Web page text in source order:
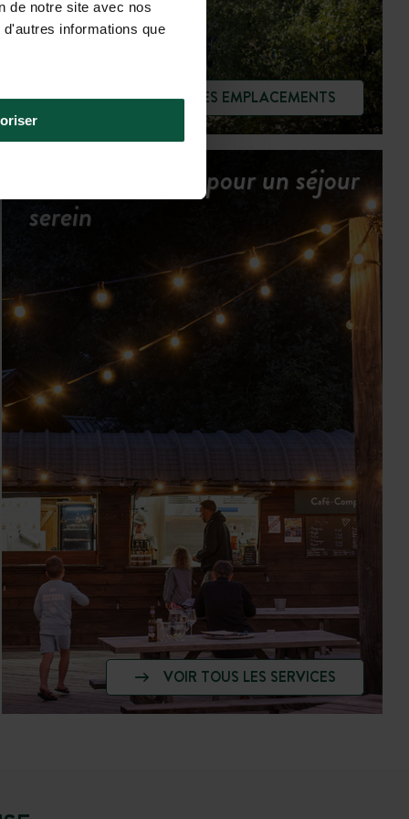
de notre site avec nos
informations que
VOIR LES EMPLACEMENTS
Tous les services pour un séjour
serein
VOIR TOUS LES SERVICES